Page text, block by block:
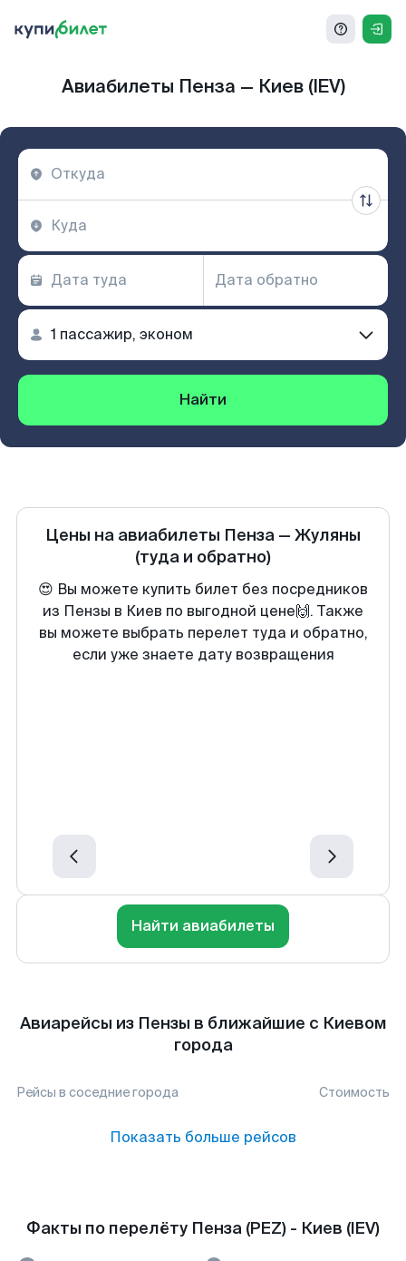
Авиабилеты Пенза — Киев (IEV)
Найти
Цены на авиабилеты Пенза — Жуляны
(туда и обратно)
😍 Вы можете купить билет без посредников
из Пензы в Киев по выгодной цене🙌. Также
вы можете выбрать перелет туда и обратно,
если уже знаете дату возвращения
Найти авиабилеты
Авиарейсы из Пензы в ближайшие с Киевом
города
Рейсы в соседние города Стоимость
Показать больше рейсов
Факты по перелёту Пенза (PEZ) - Киев (IEV)